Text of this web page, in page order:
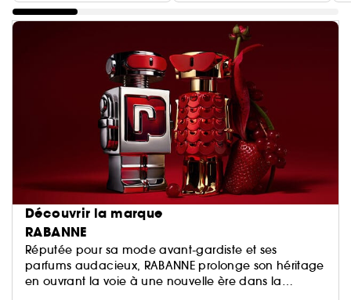
Découvrir la marque
RABANNE
Réputée pour sa mode avant-gardiste et ses
parfums audacieux, RABANNE prolonge son héritage
en ouvrant la voie à une nouvelle ère dans la